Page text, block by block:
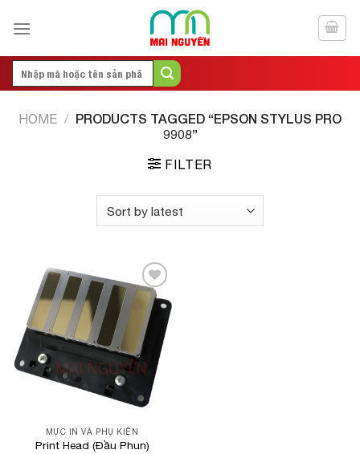
Search
HOME / PRODUCTS TAGGED “EPSON STYLUS PRO
9908”
FILTER
Add to
Wishlist
MỰC IN VÀ PHỤ KIỆN
Print Head (Đầu Phun)